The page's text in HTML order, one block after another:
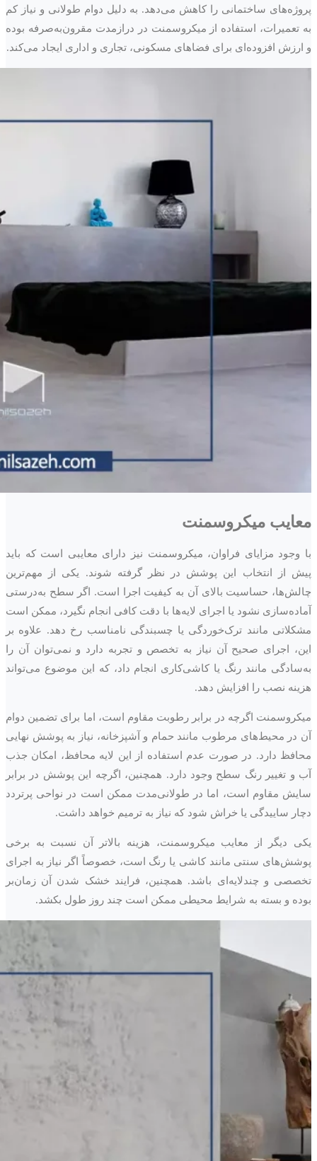
پروژه‌های ساختمانی را کاهش می‌دهد. به دلیل دوام طولانی و نیاز کم
به تعمیرات، استفاده از میکروسمنت در درازمدت مقرون‌به‌صرفه بوده
و ارزش افزوده‌ای برای فضاهای مسکونی، تجاری و اداری ایجاد می‌کند.
معایب میکروسمنت
با وجود مزایای فراوان، میکروسمنت نیز دارای معایبی است که باید
پیش از انتخاب این پوشش در نظر گرفته شوند. یکی از مهم‌ترین
چالش‌ها، حساسیت بالای آن به کیفیت اجرا است. اگر سطح به‌درستی
آماده‌سازی نشود یا اجرای لایه‌ها با دقت کافی انجام نگیرد، ممکن است
مشکلاتی مانند ترک‌خوردگی یا چسبندگی نامناسب رخ دهد. علاوه بر
این، اجرای صحیح آن نیاز به تخصص و تجربه دارد و نمی‌توان آن را
به‌سادگی مانند رنگ یا کاشی‌کاری انجام داد، که این موضوع می‌تواند
هزینه نصب را افزایش دهد.
میکروسمنت اگرچه در برابر رطوبت مقاوم است، اما برای تضمین دوام
آن در محیط‌های مرطوب مانند حمام و آشپزخانه، نیاز به پوشش نهایی
محافظ دارد. در صورت عدم استفاده از این لایه محافظ، امکان جذب
آب و تغییر رنگ سطح وجود دارد. همچنین، اگرچه این پوشش در برابر
سایش مقاوم است، اما در طولانی‌مدت ممکن است در نواحی پرتردد
دچار ساییدگی یا خراش شود که نیاز به ترمیم خواهد داشت.
یکی دیگر از معایب میکروسمنت، هزینه بالاتر آن نسبت به برخی
پوشش‌های سنتی مانند کاشی یا رنگ است، خصوصاً اگر نیاز به اجرای
تخصصی و چندلایه‌ای باشد. همچنین، فرایند خشک شدن آن زمان‌بر
بوده و بسته به شرایط محیطی ممکن است چند روز طول بکشد.